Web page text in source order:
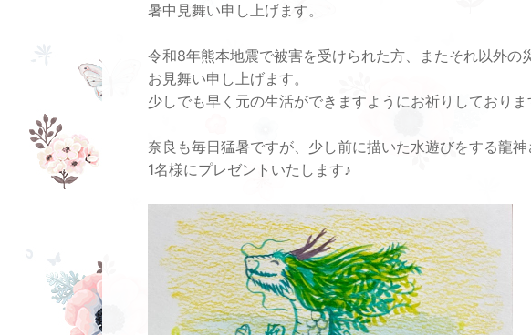
暑中見舞い申し上げます。
令和8年熊本地震で被害を受けられた方、またそれ以外の
お見舞い申し上げます。
少しでも早く元の生活ができますようにお祈りしておりま
奈良も毎日猛暑ですが、少し前に描いた水遊びをする龍
1名様にプレゼントいたします♪